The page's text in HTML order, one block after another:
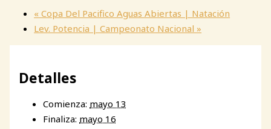
« Copa Del Pacifico Aguas Abiertas | Natación
Lev. Potencia | Campeonato Nacional»
Detalles
Comienza: mayo 13
Finaliza: mayo 16